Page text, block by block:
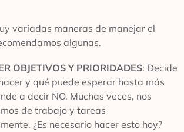
variadas maneras de manejar el
algunas.
OBJETIVOS Y PRIORIDADES: Decide
y qué puede esperar hasta más
a decir NO. Muchas veces, nos
de trabajo y tareas
¿Es necesario hacer esto hoy?